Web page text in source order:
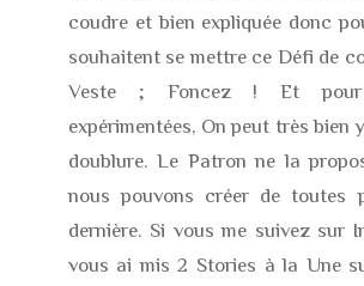
coudre et bien expliquée donc
souhaitent se mettre ce Défi de
Veste ; Foncez ! Et
expérimentées, On peut très bien
doublure. Le Patron ne la
nous pouvons créer de toutes
dernière. Si vous me suivez sur
vous ai mis 2 Stories à la Une